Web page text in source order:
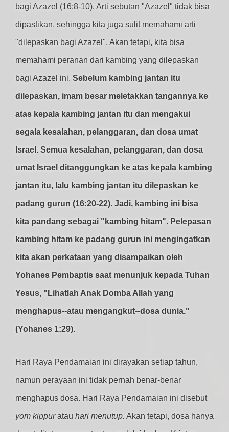
bagi Azazel (16:8-10). Arti sebutan "Azazel" tidak bisa
dipastikan, sehingga kita juga sulit memahami arti
"dilepaskan bagi Azazel". Akan tetapi, kita bisa
memahami peranan dari kambing yang dilepaskan
bagi Azazel ini. Sebelum kambing jantan itu
dilepaskan, imam besar meletakkan tangannya ke
atas kepala kambing jantan itu dan mengakui
segala kesalahan, pelanggaran, dan dosa umat
Israel. Semua kesalahan, pelanggaran, dan dosa
umat Israel ditanggungkan ke atas kepala kambing
jantan itu, lalu kambing jantan itu dilepaskan ke
padang gurun (16:20-22). Jadi, kambing ini bisa
kita pandang sebagai "kambing hitam". Pelepasan
kambing hitam ke padang gurun ini mengingatkan
kita akan perkataan yang disampaikan oleh
Yohanes Pembaptis saat menunjuk kepada Tuhan
Yesus, "Lihatlah Anak Domba Allah yang
menghapus--atau mengangkut--dosa dunia."
(Yohanes 1:29).
Hari Raya Pendamaian ini dirayakan setiap tahun,
namun perayaan ini tidak pernah benar-benar
menghapus dosa. Hari Raya Pendamaian ini disebut
yom kippuratau hari menutup. Akan tetapi, dosa hanya